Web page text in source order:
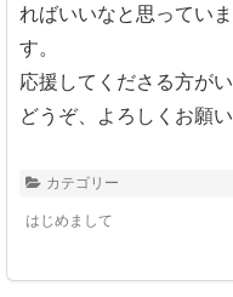
ればいいなと思ってい
す。
応援してくださる方が
どうぞ、よろしくお願い
カテゴリー
はじめまして